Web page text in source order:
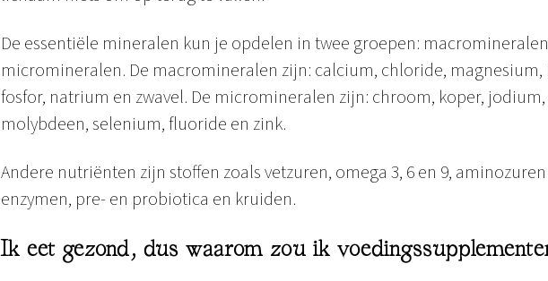
De essentiële mineralen kun je opdelen in twee groepen:
micromineralen. De macromineralen zijn: calcium, chloride, magnesium,
fosfor, natrium en zwavel. De micromineralen zijn: chroom, koper,
molybdeen, selenium, fluoride en zink.
Andere nutriënten zijn stoffen zoals vetzuren, omega 3, 6 en 9,
enzymen, pre- en probiotica en kruiden.
Ik eet gezond, dus waarom zou ik